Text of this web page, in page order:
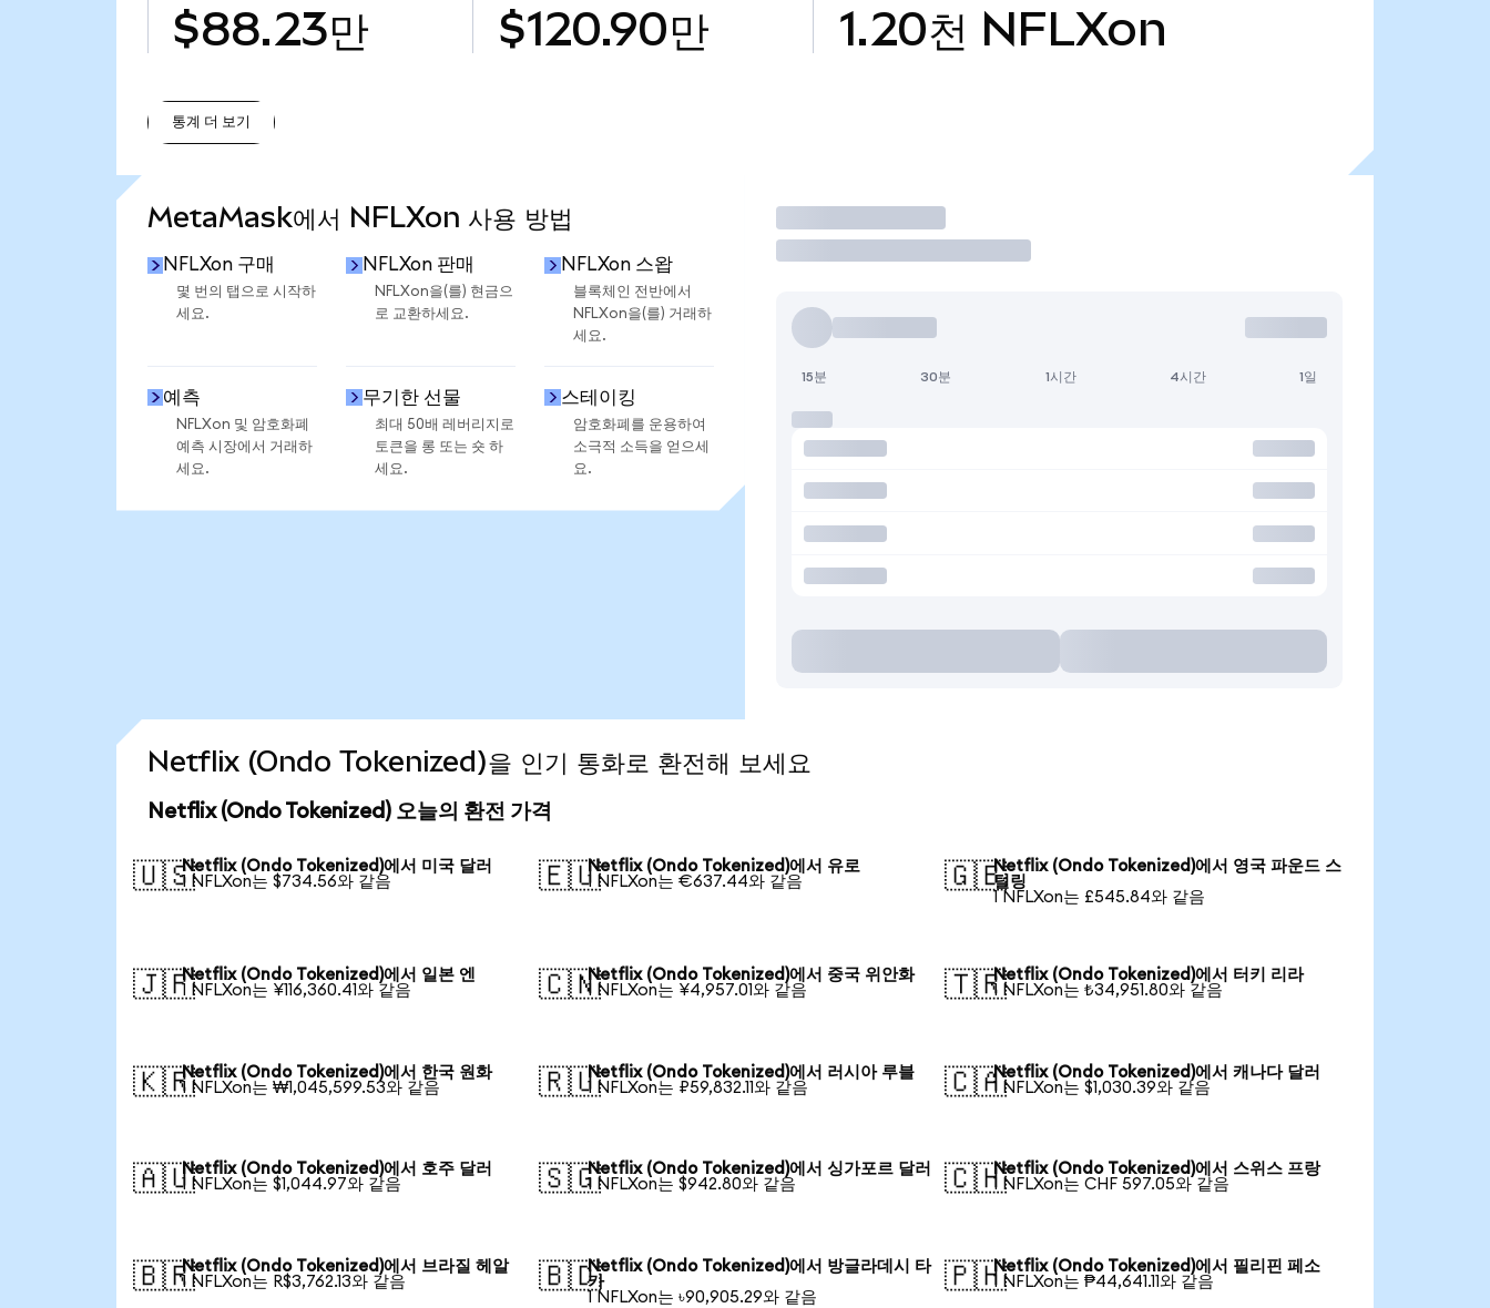
$88.23만 $120.90만 1.20천 NFLXon
통계 더 보기
MetaMask에서 NFLXon 사용 방법
NFLXon 구매
몇 번의 탭으로 시작하
세요.
NFLXon 판매
NFLXon을(를) 현금으
로 교환하세요.
NFLXon 스왑
블록체인 전반에서
NFLXon을(를) 거래하
세요.
예측
NFLXon 및 암호화폐
예측 시장에서 거래하
세요.
무기한 선물
최대 50배 레버리지로
토큰을 롱 또는 숏 하
세요.
스테이킹
암호화폐를 운용하여
소극적 소득을 얻으세
요.
거래
15분 30분 1시간 4시간 1일
Netflix (Ondo Tokenized)을 인기 통화로 환전해 보세요
Netflix (Ondo Tokenized) 오늘의 환전 가격
🇺🇸Netflix (Ondo Tokenized)에서 미국 달러
1 NFLXon는 $734.56와 같음
🇪🇺Netflix (Ondo Tokenized)에서 유로
1 NFLXon는 €637.44와 같음
🇬🇧Netflix (Ondo Tokenized)에서 영국 파운드 스
털링
1 NFLXon는 £545.84와 같음
🇯🇵Netflix (Ondo Tokenized)에서 일본 엔
1 NFLXon는 ¥116,360.41와 같음
🇨🇳Netflix (Ondo Tokenized)에서 중국 위안화
1 NFLXon는 ¥4,957.01와 같음
🇹🇷Netflix (Ondo Tokenized)에서 터키 리라
1 NFLXon는 ₺34,951.80와 같음
🇰🇷Netflix (Ondo Tokenized)에서 한국 원화
1 NFLXon는 ₩1,045,599.53와 같음
🇷🇺Netflix (Ondo Tokenized)에서 러시아 루블
1 NFLXon는 ₽59,832.11와 같음
🇨🇦Netflix (Ondo Tokenized)에서 캐나다 달러
1 NFLXon는 $1,030.39와 같음
🇦🇺Netflix (Ondo Tokenized)에서 호주 달러
1 NFLXon는 $1,044.97와 같음
🇸🇬Netflix (Ondo Tokenized)에서 싱가포르 달러
1 NFLXon는 $942.80와 같음
🇨🇭Netflix (Ondo Tokenized)에서 스위스 프랑
1 NFLXon는 CHF 597.05와 같음
🇧🇷Netflix (Ondo Tokenized)에서 브라질 헤알
1 NFLXon는 R$3,762.13와 같음
🇧🇩Netflix (Ondo Tokenized)에서 방글라데시 타
카
1 NFLXon는 ৳90,905.29와 같음
🇵🇭Netflix (Ondo Tokenized)에서 필리핀 페소
1 NFLXon는 ₱44,641.11와 같음